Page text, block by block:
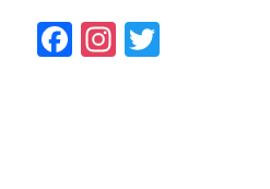
Facebook
Instagram